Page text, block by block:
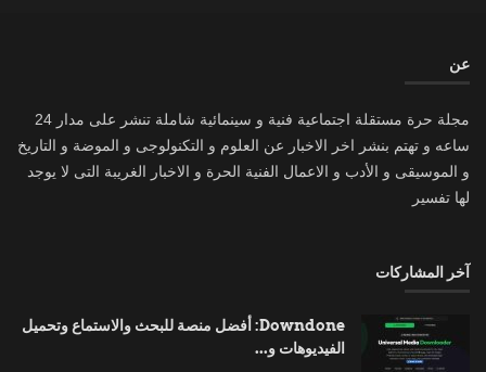
عن
مجلة حرة مستقلة اجتماعية فنية و سينمائية شاملة تنشر على مدار 24
ساعه و تهتم بنشر اخر الاخبار عن العلوم و التكنولوجى و الموضة و التاريخ
و الموسيقى و الأدب و الاعمال الفنية الحرة و الاخبار الغريبة التى لا يوجد
لها تفسير
آخر المشاركات
Downdone: أفضل منصة للبحث والاستماع وتحميل
الفيديوهات و...